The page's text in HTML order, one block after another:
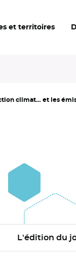
et territoires
climat… et les
L'édition du